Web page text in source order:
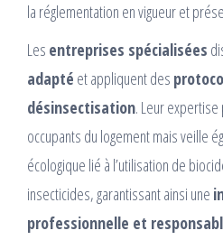
la réglementation en vigueur et
Les entreprises spécialisées
adapté et appliquent des
désinsectisation. Leur
occupants du logement mais veille
écologique lié à l’utilisation de
insecticides, garantissant ainsi une
professionnelle et